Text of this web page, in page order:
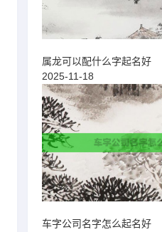
属龙可以配什么字起名好
2025-11-18
车字公司名字怎么起名好